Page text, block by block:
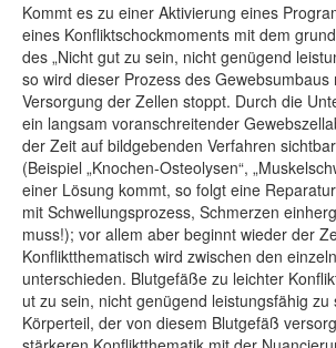
Kommt es zu einer Aktivierung eines
eines Konfliktschockmoments mit dem
des „Nicht gut zu sein, nicht genügend
so wird dieser Prozess des Gewebsumbaus
Versorgung der Zellen stoppt. Durch die
ein langsam voranschreitender
der Zeit auf bildgebenden Verfahren
(Beispiel „Knochen-Osteolysen“,
einer Lösung kommt, so folgt eine
mit Schwellungsprozess, Schmerzen
muss!); vor allem aber beginnt wieder der
Konfliktthematisch wird zwischen den
unterschieden. Blutgefäße zu leichter
ut zu sein, nicht genügend leistungsfähig zu
Körperteil, der von diesem Blutgefäß